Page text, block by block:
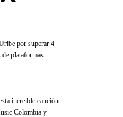
por superar 4
plataformas
increíble canción.
Colombia y